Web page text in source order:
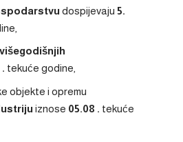
dospijevaju 5.
višegodišnjih
. tekuće godine,
objekte i opremu
iznose 05.08 . tekuće